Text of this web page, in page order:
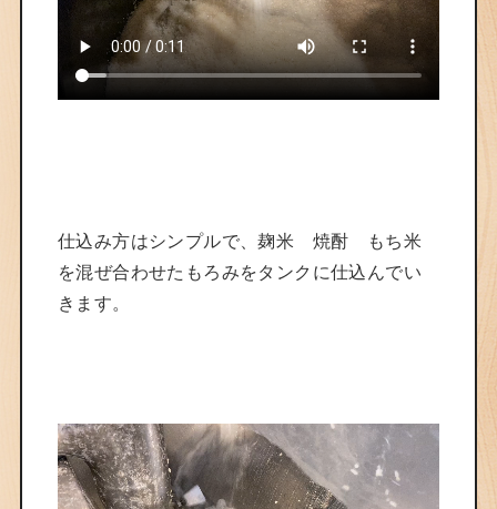
仕込み方はシンプルで、麹米 焼酎 もち米
を混ぜ合わせたもろみをタンクに仕込んでい
きます。